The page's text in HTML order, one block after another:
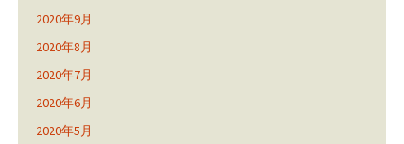
2020年9月
2020年8月
2020年7月
2020年6月
2020年5月